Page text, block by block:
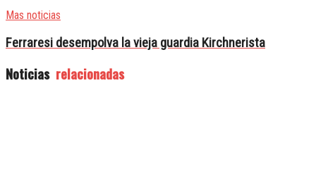
Mas noticias
Ferraresi desempolva la vieja guardia Kirchnerista
Noticias relacionadas